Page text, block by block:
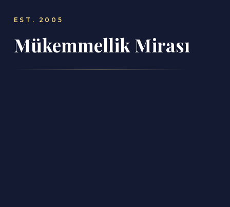
EST. 2005
Mükemmellik Mirası